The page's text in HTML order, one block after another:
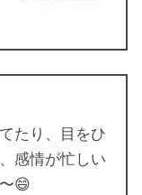
たり、目をひ
感情が忙しい
😄